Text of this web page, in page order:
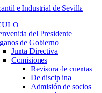
del Presidente
de Gobierno
Junta Directiva
Comisiones
Revisora de cuentas
De disciplina
Admisión de socios